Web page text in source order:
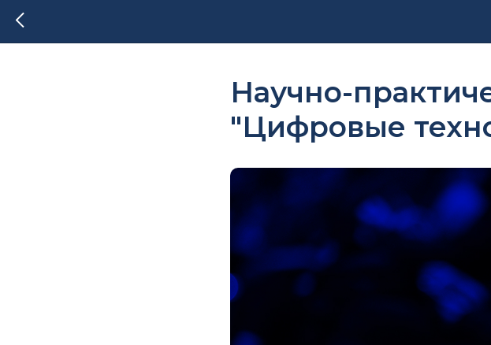
Научно-
"Цифровые